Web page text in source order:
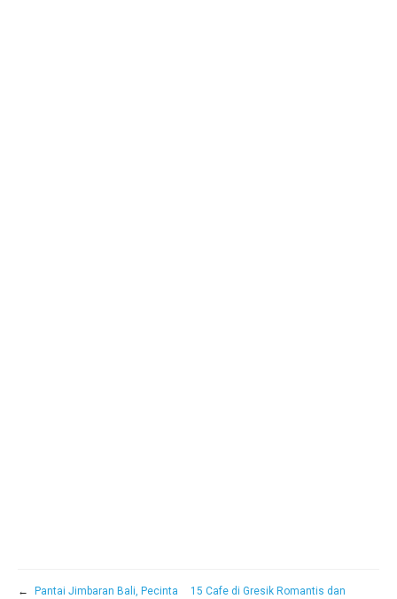
←
Pantai Jimbaran Bali, Pecinta
15 Cafe di Gresik Romantis dan